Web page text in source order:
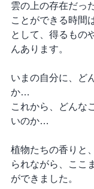
雲の上の存在だっ
ことができる時間
として、得るもの
んあります。
いまの自分に、ど
か…
これから、どんな
いのか…
植物たちの香りと
られながら、ここ
ができました。